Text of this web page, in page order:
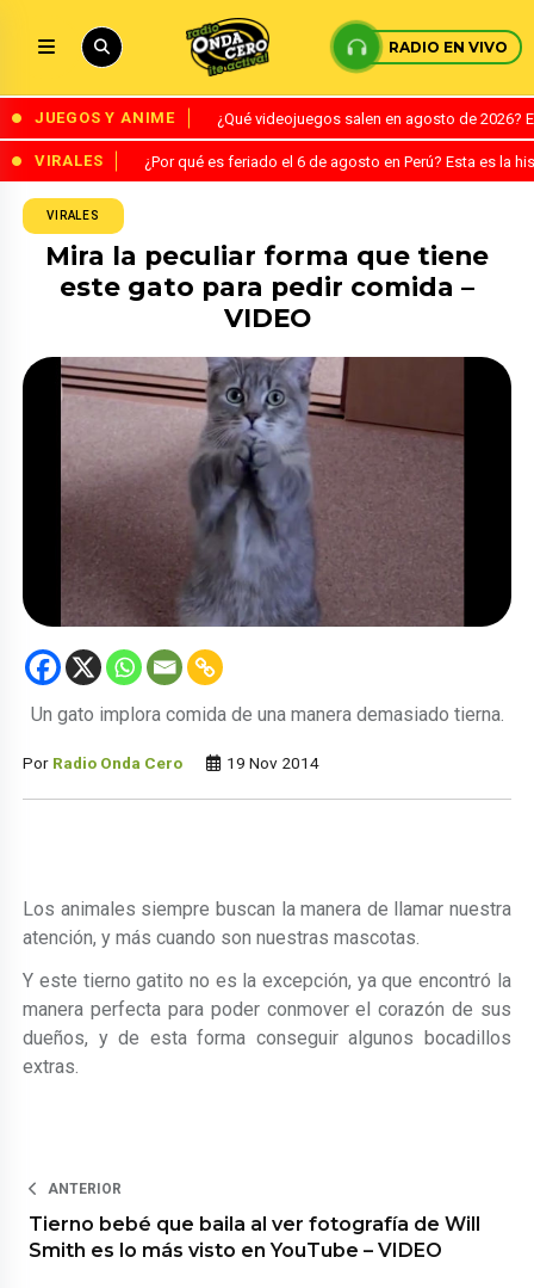
RADIO EN VIVO
JUEGOS Y ANIME ¿Qué videojuegos salen en agosto de
VIRALES ¿Por qué es feriado el 6 de agosto en Perú? Esta es la
VIRALES
Mira la peculiar forma que tiene
este gato para pedir comida –
VIDEO
Un gato implora comida de una manera demasiado tierna.
Por Radio Onda Cero 19 Nov 2014
Los animales siempre buscan la manera de llamar nuestra
atención, y más cuando son nuestras mascotas.
Y este tierno gatito no es la excepción, ya que encontró la
manera perfecta para poder conmover el corazón de sus
dueños, y de esta forma conseguir algunos bocadillos
extras.
ANTERIOR
Tierno bebé que baila al ver fotografía de Will
Smith es lo más visto en YouTube – VIDEO